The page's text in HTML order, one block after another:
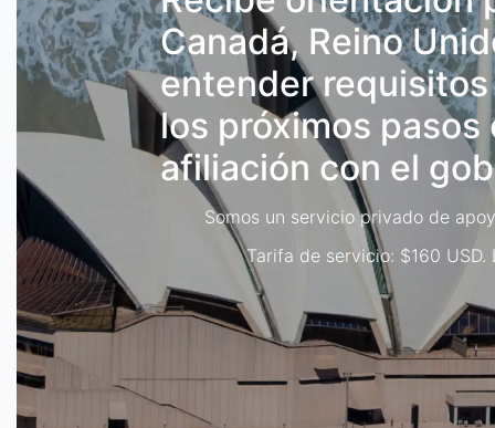
Canadá, Reino
entender
los próximos
afiliación con el
Somos un servicio privado de
Tarifa de servicio: $160